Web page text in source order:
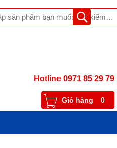
Hotline 0971 85 29 79
Giỏ hàng 0